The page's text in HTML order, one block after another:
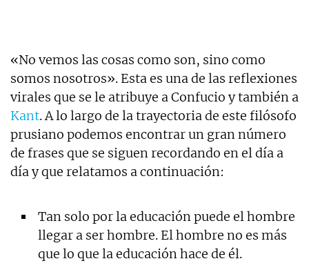
«No vemos las cosas como son, sino como
somos nosotros». Esta es una de las reflexiones
virales que se le atribuye a Confucio y también a
Kant. A lo largo de la trayectoria de este filósofo
prusiano podemos encontrar un gran número
de frases que se siguen recordando en el día a
día y que relatamos a continuación:
Tan solo por la educación puede el hombre
llegar a ser hombre. El hombre no es más
que lo que la educación hace de él.